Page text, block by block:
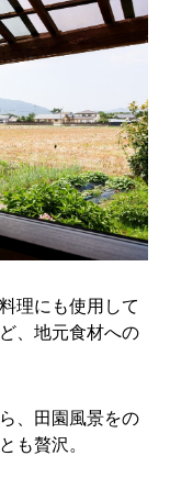
理にも使用して
、地元食材への
、田園風景をの
も贅沢。